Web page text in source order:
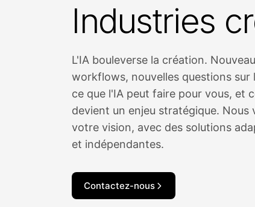
Industries
L'IA bouleverse la création.
workflows, nouvelles questions sur
ce que l'IA peut faire pour vous, et
devient un enjeu stratégique. Nous
votre vision, avec des solutions
et indépendantes.
Contactez-nous